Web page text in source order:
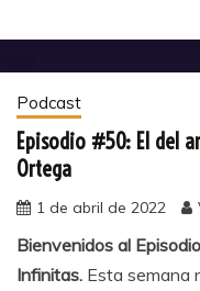
Podcast
Episodio #50: El del
Ortega
1 de abril de 2022
Bienvenidos al
Infinitas. Esta semana